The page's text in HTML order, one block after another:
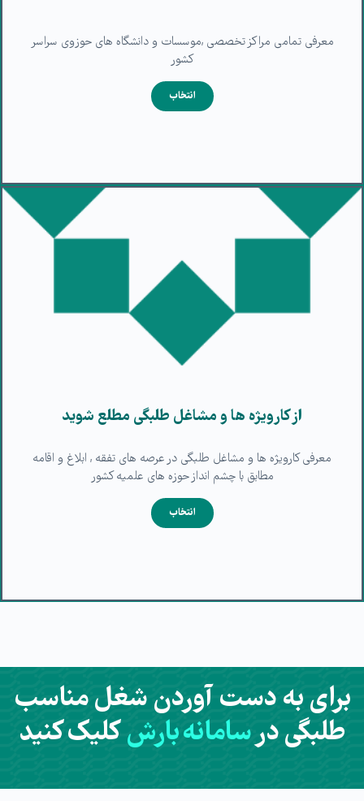
معرفی تمامی مراکز تخصصی ,موسسات و دانشگاه های حوزوی سراسر
کشور
انتخاب
از کارویژه ها و مشاغل طلبگی مطلع شوید
معرفی کارویژه ها و مشاغل طلبگی در عرصه های تفقه , ابلاغ و اقامه
مطابق با چشم انداز حوزه های علمیه کشور
انتخاب
برای به دست آوردن شغل مناسب
طلبگی درسامانه بارشکلیک کنید